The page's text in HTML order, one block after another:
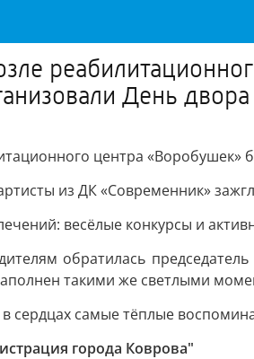
День двора
центра
из ДК «Современник»
весёлые конкурсы и
обратилась
такими же светлыми
в сердцах самые тёплые
города Коврова"